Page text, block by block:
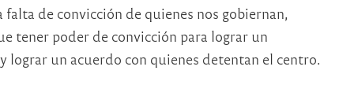
de convicción de quienes nos gobiernan,
tener poder de convicción para lograr un
lograr un acuerdo con quienes detentan el centro.